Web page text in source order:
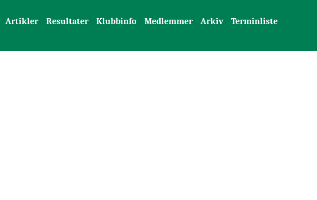
Artikler Resultater Klubbinfo Medlemmer Arkiv Terminliste